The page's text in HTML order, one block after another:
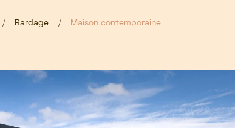
Bardage Maison contemporaine